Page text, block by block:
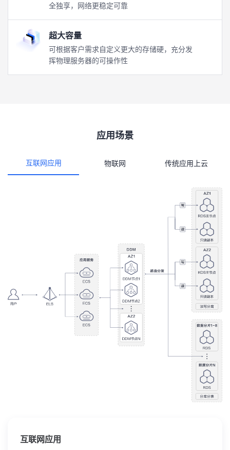
全独享，网络更稳定可靠
超大容量
可根据客户需求自定义更大的存储硬，充分发
挥物理服务器的可操作性
应用场景
互联网应用 物联网 传统应用上云
互联网应用